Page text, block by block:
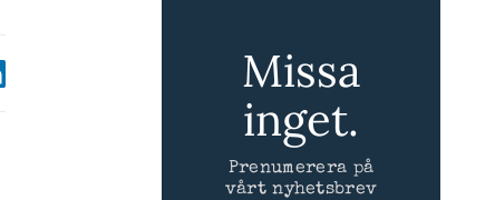
Missa
inget.
Prenumerera på
vårt nyhetsbrev